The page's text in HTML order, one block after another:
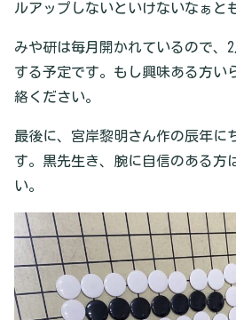
ルアップしないといけないなぁと
みや研は毎月開かれているので、
する予定です。もし興味ある方い
絡ください。
最後に、宮岸黎明さん作の辰年に
す。黒先生き、腕に自信のある方
い。